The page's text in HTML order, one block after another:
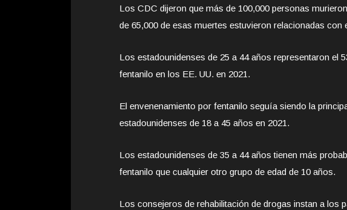
Los CDC dijeron que más de 100,000 personas
de 65,000 de esas muertes estuvieron relacionadas con
Los estadounidenses de 25 a 44 años representaron el
fentanilo en los EE. UU. en 2021.
El envenenamiento por fentanilo seguía siendo la
estadounidenses de 18 a 45 años en 2021.
Los estadounidenses de 35 a 44 años tienen más
fentanilo que cualquier otro grupo de edad de 10 años.
Los consejeros de rehabilitación de drogas instan a los